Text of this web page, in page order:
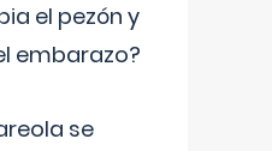
el pezón y
embarazo?
se